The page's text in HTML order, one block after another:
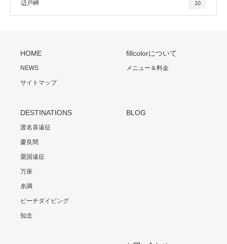
辺戸岬 10
HOME
NEWS
サイトマップ
fillcolorについて
メニュー＆料金
DESTINATIONS
渡名喜遠征
慶良間
粟国遠征
万座
糸満
ビーチダイビング
知念
BLOG